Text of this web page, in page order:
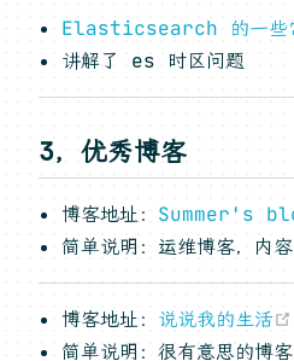
Elasticsearch 的一些
讲解了 es 时区问题
3，优秀博客
博客地址： Summer's
简单说明：运维博客，内
博客地址： 说说我的生活
简单说明：很有意思的博